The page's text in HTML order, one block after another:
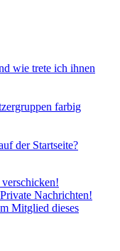
wie trete ich ihnen
farbig
der Startseite?
Nachrichten!
Mitglied dieses